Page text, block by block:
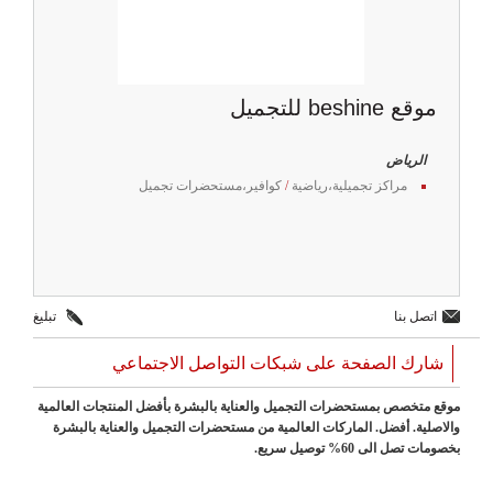
موقع beshine للتجميل
الرياض
مراكز تجميلية،رياضية / كوافير،مستحضرات تجميل
اتصل بنا تبليغ
شارك الصفحة على شبكات التواصل الاجتماعي
موقع متخصص بمستحضرات التجميل والعناية بالبشرة بأفضل المنتجات العالمية
والاصلية. أفضل. الماركات العالمية من مستحضرات التجميل والعناية بالبشرة
بخصومات تصل الى 60% توصيل سريع.